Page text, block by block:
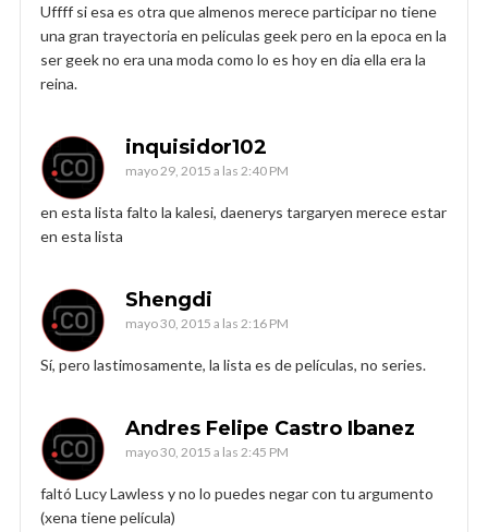
Uffff si esa es otra que almenos merece participar no tiene
una gran trayectoria en peliculas geek pero en la epoca en la
ser geek no era una moda como lo es hoy en dia ella era la
reina.
inquisidor102
mayo 29, 2015 a las 2:40 PM
en esta lista falto la kalesi, daenerys targaryen merece estar
en esta lista
Shengdi
mayo 30, 2015 a las 2:16 PM
Sí, pero lastimosamente, la lista es de películas, no series.
Andres Felipe Castro Ibanez
mayo 30, 2015 a las 2:45 PM
faltó Lucy Lawless y no lo puedes negar con tu argumento
(xena tiene película)